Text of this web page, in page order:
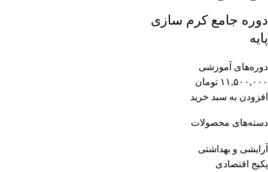
دسته‌های محصولات
آرایشی و بهداشتی
پکیج اقتصادی
دوره جامع کرم‌ سازی
پایه
دوره‌های آموزشی
۱۱,۵۰۰,۰۰۰ تومان
افزودن به سبد خرید